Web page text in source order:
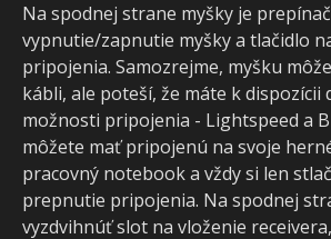
Na spodnej strane myšky je
vypnutie/zapnutie myšky a tlačidlo
pripojenia. Samozrejme, myšku
kábli, ale poteší, že máte k dispozícii
možnosti pripojenia - Lightspeed a
môžete mať pripojenú na svoje
pracovný notebook a vždy si len
prepnutie pripojenia. Na spodnej
vyzdvihnúť slot na vloženie